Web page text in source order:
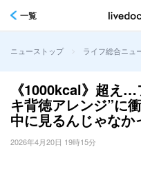
一覧
ニューストップ > ライフ総合ニュ
《1000kcal》超え
キ背徳アレンジ”に
中に見るんじゃなか
2026年4月20日 19時15分